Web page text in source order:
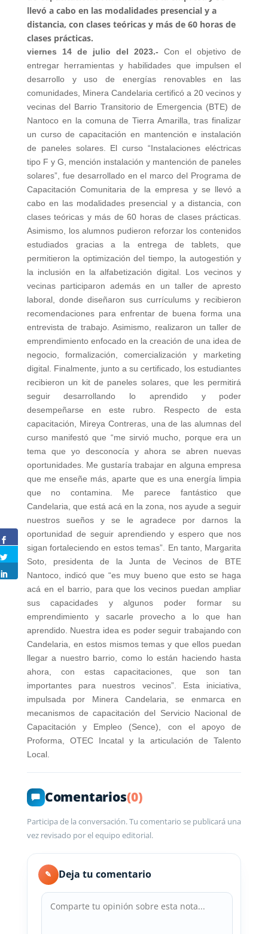
llevó a cabo en las modalidades presencial y a
distancia, con clases teóricas y más de 60 horas de
clases prácticas.
viernes 14 de julio del 2023.- Con el objetivo de
entregar herramientas y habilidades que impulsen el
desarrollo y uso de energías renovables en las
comunidades, Minera Candelaria certificó a 20 vecinos y
vecinas del Barrio Transitorio de Emergencia (BTE) de
Nantoco en la comuna de Tierra Amarilla, tras finalizar
un curso de capacitación en mantención e instalación
de paneles solares. El curso “Instalaciones eléctricas
tipo F y G, mención instalación y mantención de paneles
solares”, fue desarrollado en el marco del Programa de
Capacitación Comunitaria de la empresa y se llevó a
cabo en las modalidades presencial y a distancia, con
clases teóricas y más de 60 horas de clases prácticas.
Asimismo, los alumnos pudieron reforzar los contenidos
estudiados gracias a la entrega de tablets, que
permitieron la optimización del tiempo, la autogestión y
la inclusión en la alfabetización digital. Los vecinos y
vecinas participaron además en un taller de apresto
laboral, donde diseñaron sus currículums y recibieron
recomendaciones para enfrentar de buena forma una
entrevista de trabajo. Asimismo, realizaron un taller de
emprendimiento enfocado en la creación de una idea de
negocio, formalización, comercialización y marketing
digital. Finalmente, junto a su certificado, los estudiantes
recibieron un kit de paneles solares, que les permitirá
seguir desarrollando lo aprendido y poder
desempeñarse en este rubro. Respecto de esta
capacitación, Mireya Contreras, una de las alumnas del
curso manifestó que “me sirvió mucho, porque era un
tema que yo desconocía y ahora se abren nuevas
oportunidades. Me gustaría trabajar en alguna empresa
que me enseñe más, aparte que es una energía limpia
que no contamina. Me parece fantástico que
Candelaria, que está acá en la zona, nos ayude a seguir
nuestros sueños y se le agradece por darnos la
oportunidad de seguir aprendiendo y espero que nos
sigan fortaleciendo en estos temas”. En tanto, Margarita
Soto, presidenta de la Junta de Vecinos de BTE
Nantoco, indicó que “es muy bueno que esto se haga
acá en el barrio, para que los vecinos puedan ampliar
sus capacidades y algunos poder formar su
emprendimiento y sacarle provecho a lo que han
aprendido. Nuestra idea es poder seguir trabajando con
Candelaria, en estos mismos temas y que ellos puedan
llegar a nuestro barrio, como lo están haciendo hasta
ahora, con estas capacitaciones, que son tan
importantes para nuestros vecinos”. Esta iniciativa,
impulsada por Minera Candelaria, se enmarca en
mecanismos de capacitación del Servicio Nacional de
Capacitación y Empleo (Sence), con el apoyo de
Proforma, OTEC Incatal y la articulación de Talento
Local.
Comentarios(0)
Participa de la conversación. Tu comentario se publicará una
vez revisado por el equipo editorial.
✎ Deja tu comentario